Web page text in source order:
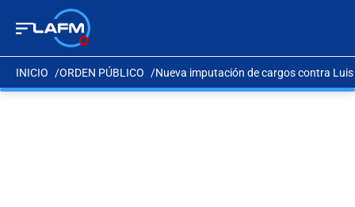
INICIO ORDEN PÚBLICO Nueva imputación de cargos contra